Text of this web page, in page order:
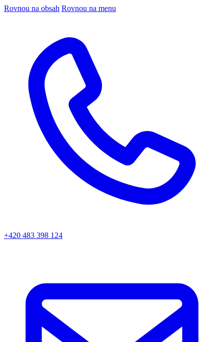
Rovnou na obsah Rovnou na menu
+420 483 398 124